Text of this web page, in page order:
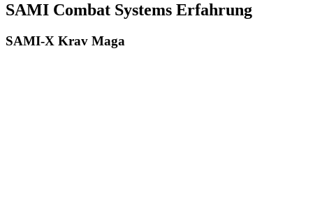
SAMI Combat Systems Erfahrung
SAMI-X Krav Maga